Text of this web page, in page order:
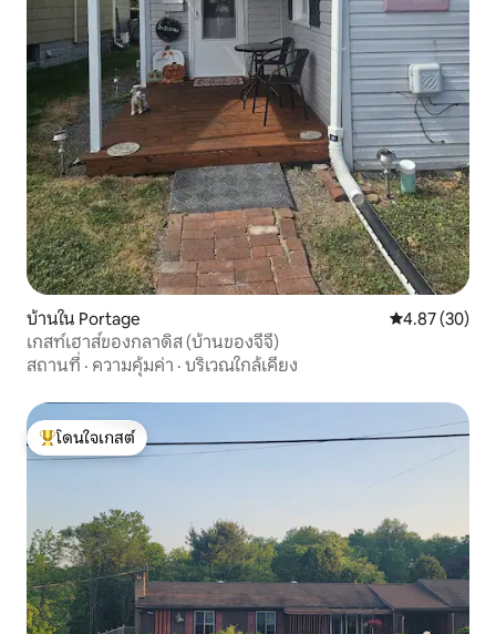
บ้านใน Portage คะแนนเฉลี่ย
4.87 (30)
เกสท์เฮาส์ของกลาดิส (บ้านของจีจี)
สถานที่ · ความคุ้มค่า · บริเวณใกล้เคียง
โดนใจเกสต์ที่สุด
โดนใจเกสต์